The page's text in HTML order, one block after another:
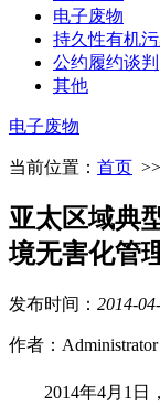
电子废物
持久性有机
公约履约谈判
其他
电子废物
当前位置： 首页 >>
亚太区域典
境无害化管
发布时间： 2014-04-
作者：Administrator
2014年4月1